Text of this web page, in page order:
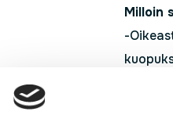
Milloin
-